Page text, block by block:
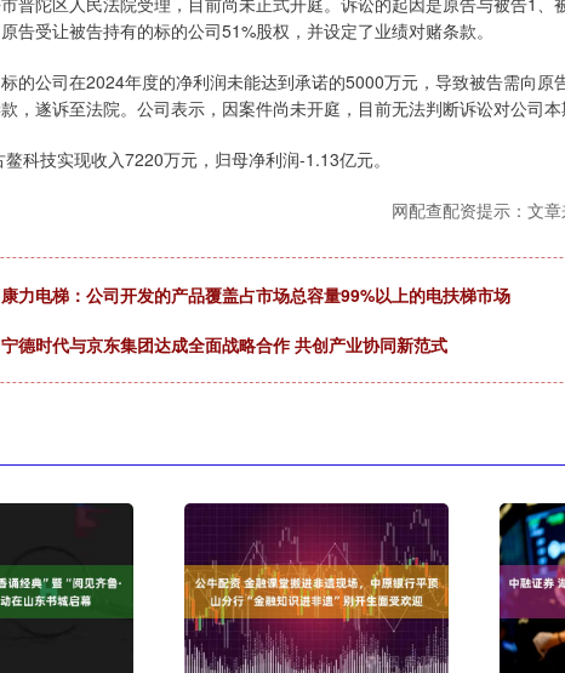
告受让被告持有的标的公司51%股权，并设定了业绩对赌条款。
公司在2024年度的净利润未能达到承诺的5000万元，导致被告需向原
，遂诉至法院。公司表示，因案件尚未开庭，目前无法判断诉讼对公司本
技实现收入7220万元，归母净利润-1.13亿元。
网配查配资提示：文
力电梯：公司开发的产品覆盖占市场总容量99%以上的电扶梯市场
德时代与京东集团达成全面战略合作 共创产业协同新范式